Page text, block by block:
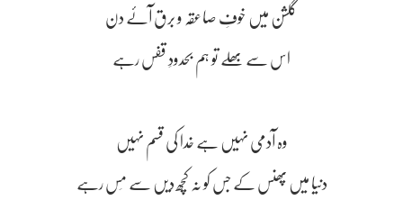
گلشن میں خوفِ صاعقہ و برق آئے دن
اس سے بھلے تو ہم بحدودِ قفس رہے
وہ آدمی نہیں ہے خدا کی قسم نہیں
دنیا میں پھنس کے جس کو نہ کچھ دیں سے مَس رہے